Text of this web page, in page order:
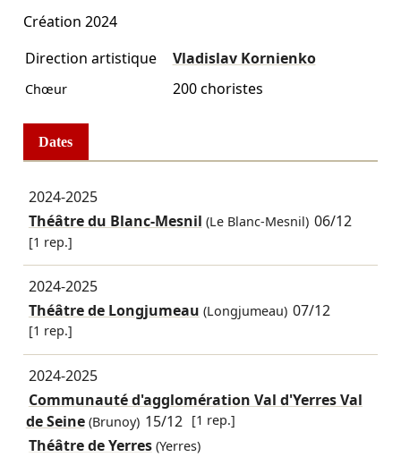
Création 2024
Direction artistique
Vladislav Kornienko
Chœur 200 choristes
Dates
2024-2025
Théâtre du Blanc-Mesnil (Le Blanc-Mesnil) 06/12
[1 rep.]
2024-2025
Théâtre de Longjumeau (Longjumeau) 07/12
[1 rep.]
2024-2025
Communauté d'agglomération Val d'Yerres Val
de Seine(Brunoy) 15/12 [1 rep.]
Théâtre de Yerres (Yerres)